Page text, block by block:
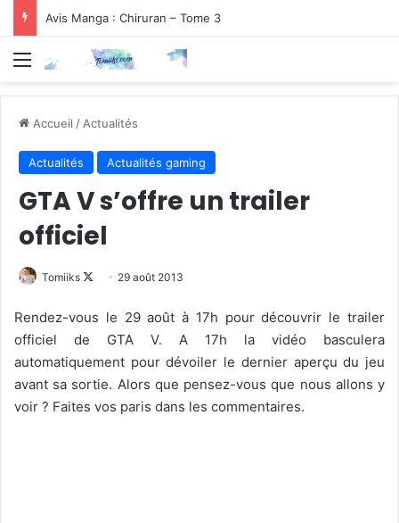
Avis Manga : Chiruran – Tome 3
Menu
Accueil / Actualités
Actualités Actualités gaming
GTA V s’offre un trailer
officiel
Tomiiks
Follow
X
29 août 2013
Rendez-vous le 29 août à 17h pour découvrir le trailer
officiel de GTA V. A 17h la vidéo basculera
automatiquement pour dévoiler le dernier aperçu du jeu
avant sa sortie. Alors que pensez-vous que nous allons y
voir ? Faites vos paris dans les commentaires.